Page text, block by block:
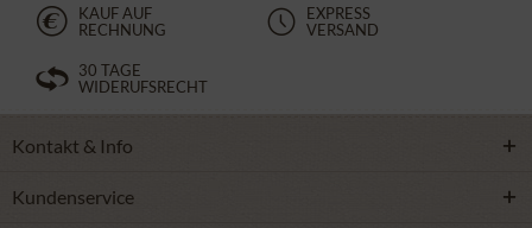
KAUF AUF
RECHNUNG
EXPRESS
VERSAND
30 TAGE
WIDERUFSRECHT
Kontakt & Info
Kundenservice